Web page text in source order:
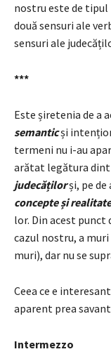
nostru este de tipul
două sensuri ale
sensuri ale
***
Este șiretenia de a
semanticși
termeni nu i-au
arătat legătura
judecățilorși, pe
concepte și
lor. Din acest punct
cazul nostru, a
muri), dar nu se
Ceea ce e
aparent prea
Intermezzo